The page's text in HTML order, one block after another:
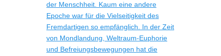
der Menschheit. Kaum eine andere
Epoche war für die Vielseitigkeit des
Fremdartigen so empfänglich. In der Zeit
von Mondlandung, Weltraum-Euphorie
und Befreiungsbewegungen hat die